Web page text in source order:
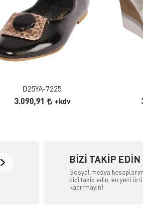
FAVORILERE EKLE
ÜRÜN İNCELE
D25YA-7225
3.090,91 +kdv
BIZI TAKIP EDIN
Sosyal medya
bizi takip edin, en yeni
kaçırmayın!